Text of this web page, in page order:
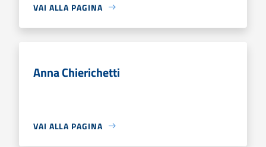
VAI ALLA PAGINA
Anna Chierichetti
VAI ALLA PAGINA